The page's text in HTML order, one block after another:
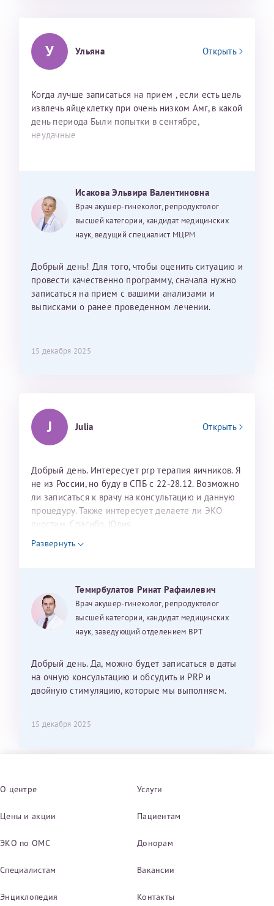
У Ульяна Открыть
Когда лучше записаться на прием , если есть цель
извлечь яйцеклетку при очень низком Амг, в какой
день периода Были попытки в сентябре,
неудачные
Исакова Эльвира Валентиновна
Врач акушер-гинеколог, репродуктолог
высшей категории, кандидат медицинских
наук, ведущий специалист МЦРМ
Добрый день! Для того, чтобы оценить ситуацию и
провести качественно программу, сначала нужно
записаться на прием с вашими анализами и
выписками о ранее проведенном лечении.
15 декабря 2025
J Julia Открыть
Добрый день. Интересует prp терапия яичников. Я
не из России, но буду в СПБ с 22-28.12. Возможно
ли записаться к врачу на консультацию и данную
процедуру. Также интересует делаете ли ЭКО
дуостим. Спасибо. Юлия
Развернуть
Темирбулатов Ринат Рафаилевич
Врач акушер-гинеколог, репродуктолог
высшей категории, кандидат медицинских
наук, заведующий отделением ВРТ
Добрый день. Да, можно будет записаться в даты
на очную консультацию и обсудить и PRP и
двойную стимуляцию, которые мы выполняем.
15 декабря 2025
О центре Услуги
Цены и акции Пациентам
ЭКО по ОМС Донорам
Специалистам Вакансии
Энциклопедия Контакты